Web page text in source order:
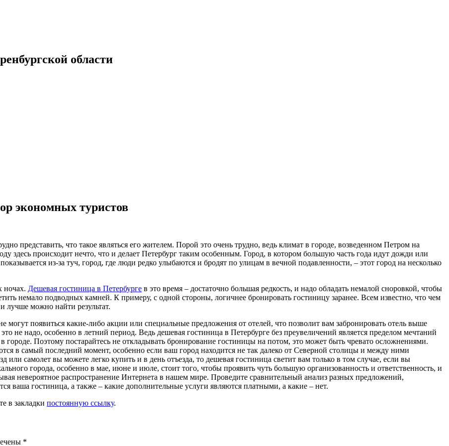
области
экономных туристов
представить, что такое являться его жителем. Порой это очень трудно, ведь климат в городе, возведенном Петром на
здесь происходит нечто, что и делает Петербург таким особенным. Город, в котором большую часть года идут дожди или
из-за туч, город, где люди редко улыбаются и бродят по улицам в вечной подавленности, – этот город на несколько
ночах. Дешевая гостиница в Петербурге в это время – достаточно большая редкость, и надо обладать немалой сноровкой, чтобы
немало подводных камней. К примеру, с одной стороны, логичнее бронировать гостиницу заранее. Всем известно, что чем
лучше можно найти результат.
могут появиться какие-либо акции или специальные предложения от отелей, что позволит вам забронировать отель выше
не надо, особенно в летний период. Ведь дешевая гостиница в Петербурге без преувеличений является пределом мечтаний
Поэтому постарайтесь не откладывать бронирование гостиницы на потом, это может быть чревато осложнениями.
в самый последний момент, особенно если ваш город находится не так далеко от Северной столицы и между ними
или самолет вы можете легко купить и в день отъезда, то дешевая гостиница светит вам только в том случае, если вы
города, особенно в мае, июне и июле, стоит того, чтобы проявить чуть большую организованность и ответственность, и
невероятное распространение Интернета в нашем мире. Проведите сравнительный анализ разных предложений,
ваша гостиница, а также – какие дополнительные услуги являются платными, а какие – нет.
в закладки постоянную ссылку.
*